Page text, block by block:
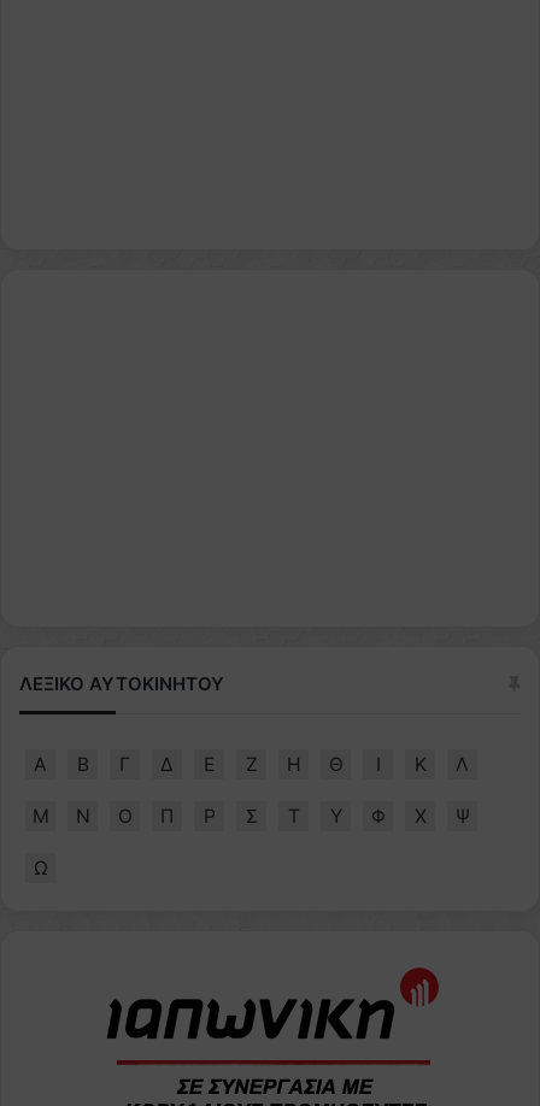
ΛΕΞΙΚΟ ΑΥΤΟΚΙΝΗΤΟΥ
Α Β Γ Δ Ε Ζ Η Θ Ι Κ Λ
Μ Ν Ο Π Ρ Σ Τ Υ Φ Χ Ψ
Ω